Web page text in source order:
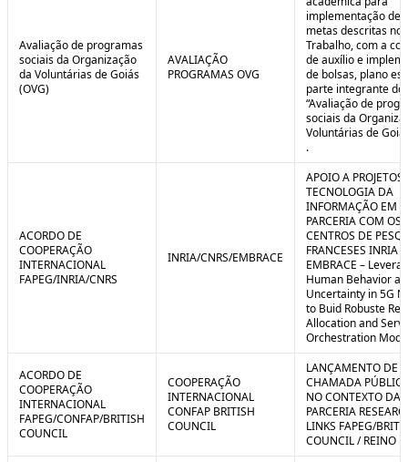
Avaliação de programas
sociais da Organização
da Voluntárias de Goiás
(OVG)
AVALIAÇÃO
PROGRAMAS OVG
implementação de
metas descritas no
Trabalho, com a
de auxílio e
de bolsas, plano
parte integrante do
“Avaliação de
sociais da
Voluntárias de
.
ACORDO DE
COOPERAÇÃO
INTERNACIONAL
FAPEG/INRIA/CNRS
INRIA/CNRS/EMBRACE
APOIO A PROJETOS
TECNOLOGIA DA
INFORMAÇÃO EM
PARCERIA COM OS
CENTROS DE
FRANCESES INRIA
EMBRACE –
Human Behavior
Uncertainty in 5G
to Buid Robuste
Allocation and
Orchestration
ACORDO DE
COOPERAÇÃO
INTERNACIONAL
FAPEG/CONFAP/BRITISH
COUNCIL
COOPERAÇÃO
INTERNACIONAL
CONFAP BRITISH
COUNCIL
LANÇAMENTO DE
CHAMADA
NO CONTEXTO DA
PARCERIA
LINKS FAPEG/
COUNCIL / REINO